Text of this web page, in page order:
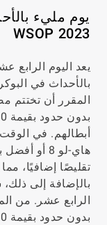
يوم مليء
WSOP 2023
بالأحداث في
أبطالهم. في
تقليصًا إضافيًا،
بالإضافة إلى